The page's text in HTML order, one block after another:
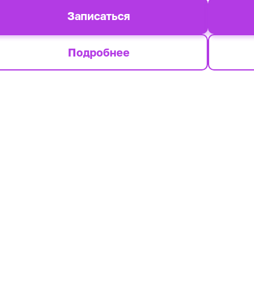
Подробнее
Записаться